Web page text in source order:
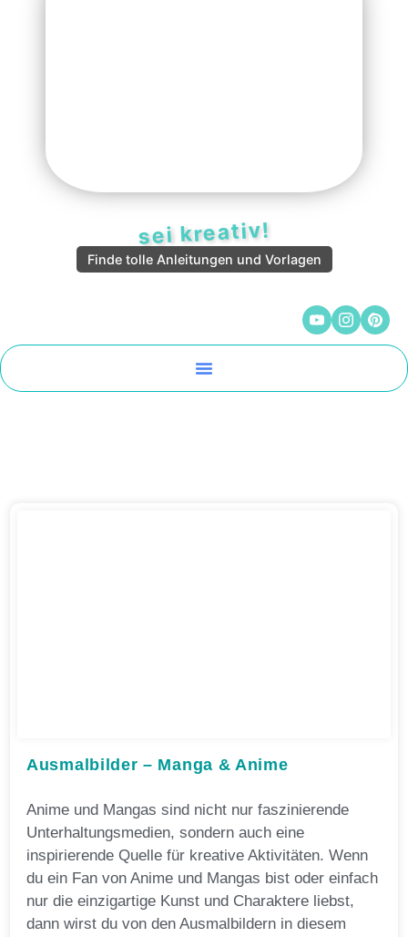
sei kreativ!
Finde tolle Anleitungen und Vorlagen
Ausmalbilder – Manga & Anime
Anime und Mangas sind nicht nur faszinierende
Unterhaltungsmedien, sondern auch eine
inspirierende Quelle für kreative Aktivitäten. Wenn
du ein Fan von Anime und Mangas bist oder einfach
nur die einzigartige Kunst und Charaktere liebst,
dann wirst du von den Ausmalbildern in diesem